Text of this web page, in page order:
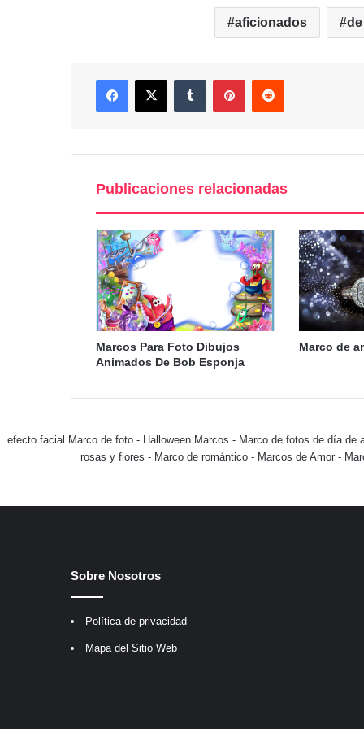
aficionados de
FacebookX Tumblr PinterestReddit
Publicaciones relacionadas
Marcos Para Foto Dibujos
Animados De Bob Esponja
Marco de
efecto facial Marco de foto - Halloween Marcos - Marco de fotos de día de
rosas y flores - Marco de romántico- Marcos de Amor-
Sobre Nosotros
Política de privacidad
Mapa del Sitio Web